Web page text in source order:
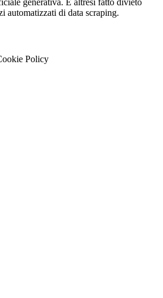
generativa. È altresì fatto divieto
automatizzati di data scraping.
Policy